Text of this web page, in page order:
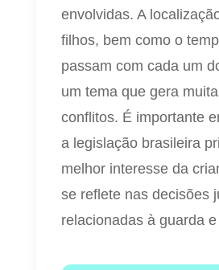
envolvidas. A
filhos, bem como o
passam com cada um
um tema que gera
conflitos. É importante
a legislação brasileira
melhor interesse da
se reflete nas decisões
relacionadas à guarda